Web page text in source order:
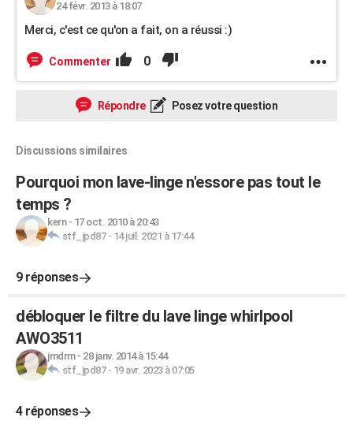
24 févr. 2013 à 18:07
Merci, c'est ce qu'on a fait, on a réussi :)
Commenter 0
Répondre Posez votre question
Discussions similaires
Pourquoi mon lave-linge n'essore pas tout le
temps ?
kern- 17 oct. 2010 à 20:43
stf_jpd87- 14 juil. 2021 à 17:44
9 réponses
débloquer le filtre du lave linge whirlpool
AWO3511
jmdrm- 28 janv. 2014 à 15:44
stf_jpd87- 19 avr. 2023 à 07:05
4 réponses